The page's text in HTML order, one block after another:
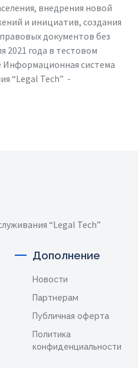
внедрения новой
и инициатив, создания
документов без
2021 года в тестовом
Информационная система
“Legal Tech” -
“Legal Tech”
Дополнение
Новости
Партнерам
Публичная оферта
Политика
конфиденциальности